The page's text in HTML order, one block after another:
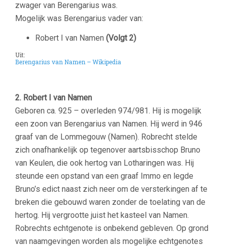
zwager van Berengarius was.
Mogelijk was Berengarius vader van:
Robert I van Namen (Volgt 2)
Uit:
Berengarius van Namen – Wikipedia
2. Robert I van Namen
Geboren ca. 925 – overleden 974/981. Hij is mogelijk
een zoon van Berengarius van Namen. Hij werd in 946
graaf van de Lommegouw (Namen). Robrecht stelde
zich onafhankelijk op tegenover aartsbisschop Bruno
van Keulen, die ook hertog van Lotharingen was. Hij
steunde een opstand van een graaf Immo en legde
Bruno’s edict naast zich neer om de versterkingen af te
breken die gebouwd waren zonder de toelating van de
hertog. Hij vergrootte juist het kasteel van Namen.
Robrechts echtgenote is onbekend gebleven. Op grond
van naamgevingen worden als mogelijke echtgenotes